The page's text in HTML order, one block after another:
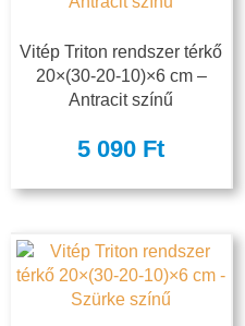
Vitép Triton rendszer térkő
20×(30-20-10)×6 cm –
Antracit színű
5 090 Ft